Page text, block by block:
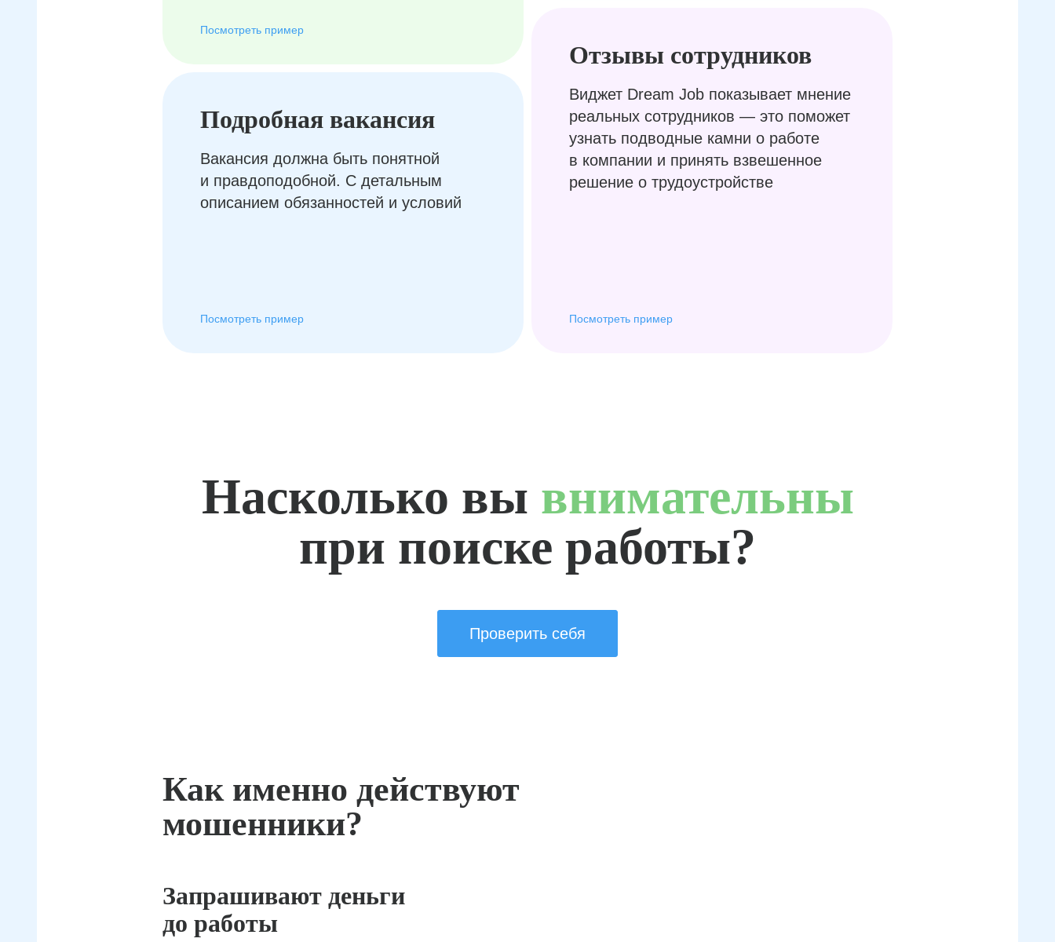
Посмотреть пример
Подробная вакансия
Вакансия должна быть понятной
и правдоподобной. С детальным
описанием обязанностей и условий
Посмотреть пример
Отзывы сотрудников
Виджет Dream Job показывает мнение
реальных сотрудников — это поможет
узнать подводные камни о работе
в компании и принять взвешенное
решение о трудоустройстве
Посмотреть пример
Насколько вы внимательны
при поиске работы?
Проверить себя
Как именно действуют
мошенники?
Запрашивают деньги
до работы